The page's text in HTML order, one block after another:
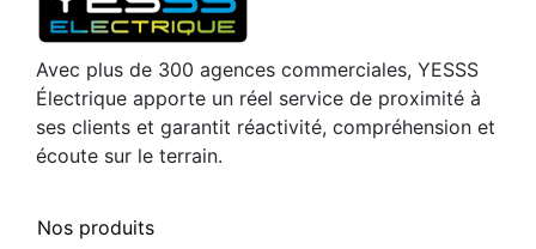
Avec plus de 300 agences commerciales, YESSS
Électrique apporte un réel service de proximité à
ses clients et garantit réactivité, compréhension et
écoute sur le terrain.
Nos produits